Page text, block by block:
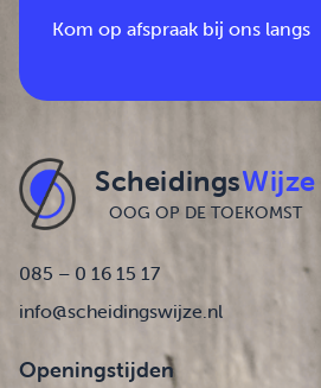
Kom op afspraak bij ons langs
ScheidingsWijze
OOG OP DE TOEKOMST
085 – 0 16 15 17
info@scheidingswijze.nl
Openingstijden